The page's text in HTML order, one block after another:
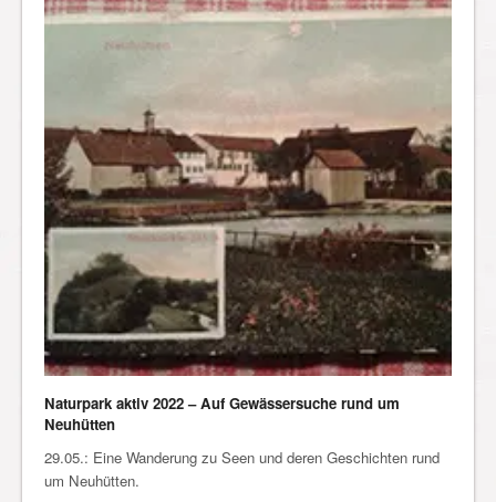
Naturpark aktiv 2022 – Auf Gewässersuche rund um
Neuhütten
29.05.: Eine Wanderung zu Seen und deren Geschichten rund
um Neuhütten.